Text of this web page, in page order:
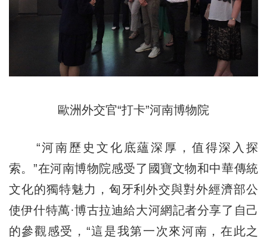
歐洲外交官“打卡”河南博物院
“河南歷史文化底蘊深厚，值得深入探
索。”在河南博物院感受了國寶文物和中華傳統
文化的獨特魅力，匈牙利外交與對外經濟部公
使伊什特萬·博古拉迪給大河網記者分享了自己
的參觀感受，“這是我第一次來河南，在此之